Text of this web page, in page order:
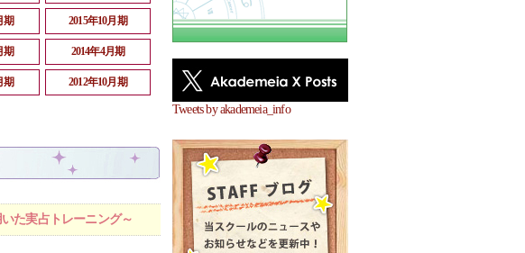
Tweets by akademeia_info
期 2015年10月期
期 2014年4月期
期 2012年10月期
た実占トレーニング～